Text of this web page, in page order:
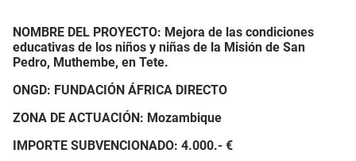
NOMBRE DEL PROYECTO: Mejora de las condiciones
educativas de los niños y niñas de la Misión de San
Pedro, Muthembe, en Tete.
ONGD: FUNDACIÓN ÁFRICA DIRECTO
ZONA DE ACTUACIÓN: Mozambique
IMPORTE SUBVENCIONADO: 4.000.- €